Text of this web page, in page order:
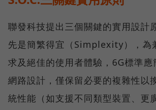
聯發科技提出三個關鍵的實用設計
先是簡繁得宜（Simplexity），為
求及絕佳的使用者體驗，6G標準應
網路設計，僅保留必要的複雜性以
統性能（如支援不同類型裝置、更